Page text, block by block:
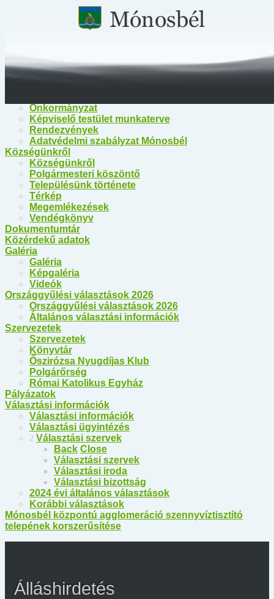
Közérdekű információk
Polgármesteri Hivatal Mónosbél
Közös Hivatal Bélapátfalva
Önkormányzat
Képviselő testület munkaterve
Rendezvények
Adatvédelmi szabályzat Mónosbél
Községünkről
Községünkről
Polgármesteri köszöntő
Településünk története
Térkép
Megemlékezések
Vendégkönyv
Dokumentumtár
Közérdekű adatok
Galéria
Galéria
Képgaléria
Videók
Országgyűlési választások 2026
Országgyűlési választások 2026
Általános választási információk
Szervezetek
Szervezetek
Könyvtár
Őszirózsa Nyugdíjas Klub
Polgárőrség
Római Katolikus Egyház
Pályázatok
Választási információk
Választási információk
Választási ügyintézés
2 Választási szervek
Back Close
Választási szervek
Választási iroda
Választási bizottság
2024 évi általános választások
Korábbi választások
Mónosbél központú agglomeráció szennyvíztisztító
telepének korszerűsítése
Álláshirdetés